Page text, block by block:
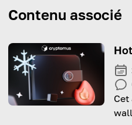
Contenu associé
Cet